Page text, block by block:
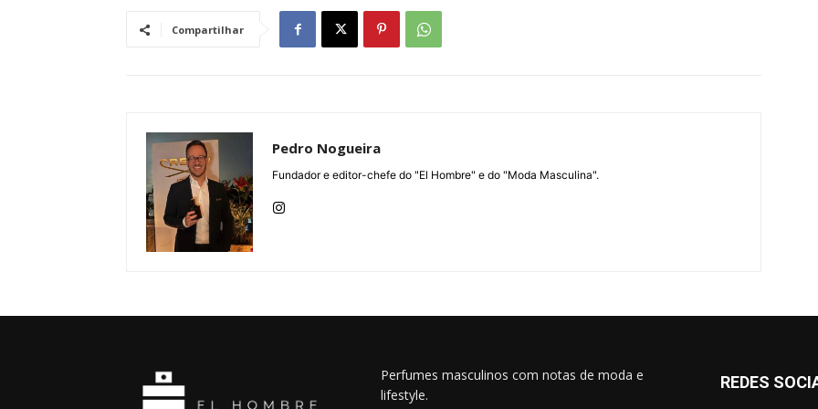
Compartilhar
Pedro Nogueira
Fundador e editor-chefe do "El Hombre" e do "Moda Masculina".
Perfumes masculinos com notas de moda e
lifestyle.
REDES